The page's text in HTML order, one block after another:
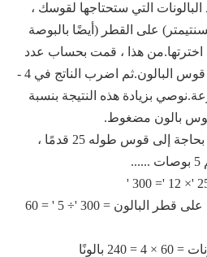
التي ستحتاجها لقوسك ،
على القطر (أيضًا بالبوصة
اخترتها.من هذا ، قمت بحساب عدد
المجموعات اللازمة لإكمال قوس البالون.ثم اضرب الناتج في 4 -
بزيادة هذه النتيجة بنسبة
على سبيل المثال ، إذا كنت بحاجة إلى قوس طوله 25 قدمًا ،
2. الطول الإجمالي مقسومًا على قطر البالون = 300 '÷ 5 ' = 60